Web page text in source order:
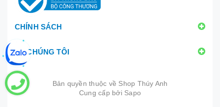
CHÍNH SÁCH
VỀ CHÚNG TÔI
Bản quyền thuộc về Shop Thúy Anh
|
Cung cấp bởi Sapo